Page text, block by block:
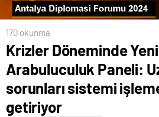
170 okunma
Krizler Döneminde
Arabuluculuk Paneli:
sorunları sistemi
getiriyor